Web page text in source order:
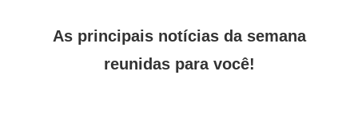
As principais notícias da semana
reunidas para você!